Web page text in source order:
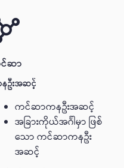
ဆာ
ဦးအဆင့်
ကင်ဆာကနဦးအဆင့်
အခြားကိုယ်အဂႅါမှာ ဖြစ်
သော ကင်ဆာကနဦး
အဆင့်